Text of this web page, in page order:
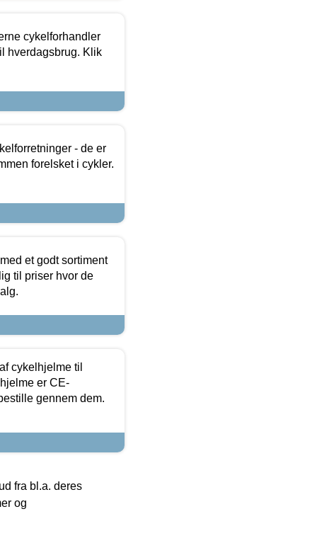
cykelforhandler
hverdagsbrug. Klik
- de er
forelsket i cykler.
et godt sortiment
til priser hvor de
cykelhjelme til
er CE-
gennem dem.
fra bl.a. deres
og